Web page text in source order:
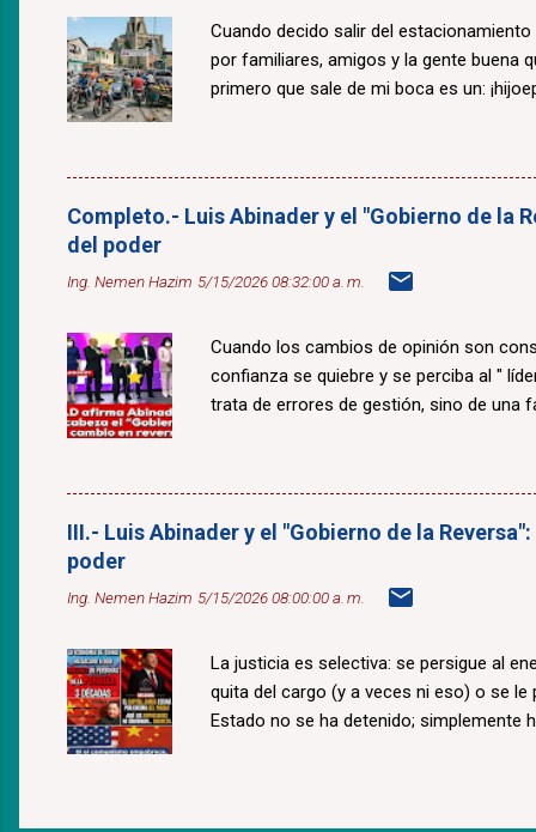
Cuando decido salir del
por familiares, amigos y la gente buena
primero que sale de mi boca es un:
Completo.- Luis Abinader y el "Gobierno de la
del poder
Ing. Nemen Hazim 5/15/2026 08:32:00 a. m.
Cuando los cambios de opinión son
confianza se quiebre y se perciba al "
trata de errores de gestión, sino de una
III.- Luis Abinader y el "Gobierno de la
poder
Ing. Nemen Hazim 5/15/2026 08:00:00 a. m.
La justicia es selectiva: se persigue al
quita del cargo (y a veces ni eso) o se
Estado no se ha detenido; simplemente